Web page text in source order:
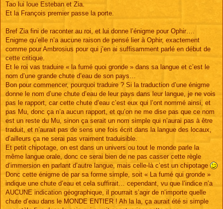
Tao lui loue Esteban et Zia.
Et la François premier passe la porte.
Bref Zia fini de raconter au roi, et lui donne l’énigme pour Ophir….
Enigme qu’elle n’a aucune raison de pensé lier à Ophir, exactement
comme pour Ambrosius pour qui j’en ai suffisamment parlé en début de
cette critique.
Et le roi vas traduire « la fumé quoi gronde » dans sa langue et c’est le
nom d’une grande chute d’eau de son pays…
Bon pour commencer, pourquoi traduire ? Si la traduction d’une énigme
donne le nom d’une chute d’eau de leur pays dans leur langue, je ne vois
pas le rapport, car cette chute d’eau c’est eux qui l’ont nommé ainsi, et
pas Mu, donc ça n’a aucun rapport, et qu’on ne me dise pas que ce nom
est un reste du Mu, sinon ça serait un nom simple qui n’aurai pas à être
traduit, et n’aurait pas de sens une fois écrit dans la langue des locaux,
d’ailleurs ça ne serai pas vraiment traduisible.
Et petit chipotage, on est dans un univers ou tout le monde parle la
même langue orale, donc ce serai bien de ne pas casser cette règle
d’immersion en parlant d’autre langue, mais celle-là c’est un chipotage
Donc cette énigme de par sa forme simple, soit « La fumé qui gronde »
indique une chute d’eau et cela suffirait… cependant, vu que l’indice n’a
AUCUNE indication géographique, il pourrait s’agir de n’importe quelle
chute d’eau dans le MONDE ENTIER ! Ah la la, ça aurait été si simple